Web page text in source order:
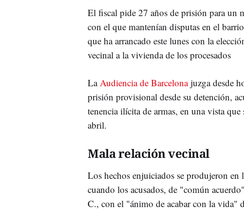
El fiscal pide 27 años de prisión para un
con el que mantenían disputas en el
que ha arrancado este lunes con la
vecinal a la vivienda de los procesados
La Audiencia de Barcelonajuzga desde
prisión provisional desde su detención,
tenencia ilícita de armas, en una vista
abril.
Mala relación vecinal
Los hechos enjuiciados se produjeron
cuando los acusados, de "común
C., con el "ánimo de acabar con la vida"